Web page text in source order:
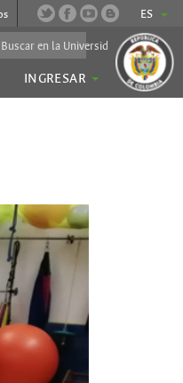
ES
INGRESAR